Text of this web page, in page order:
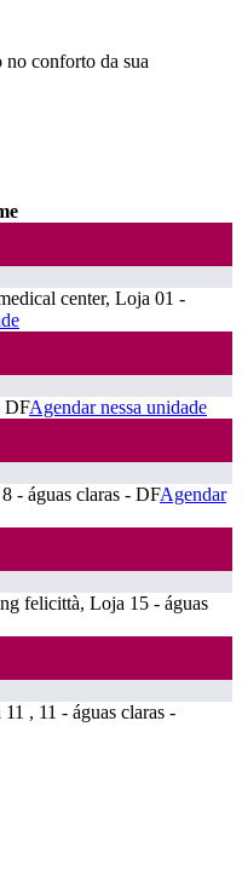
no conforto da sua
center, Loja 01 -
DFAgendar nessa unidade
- águas claras - DFAgendar
felicittà, Loja 15 - águas
, 11 - águas claras -